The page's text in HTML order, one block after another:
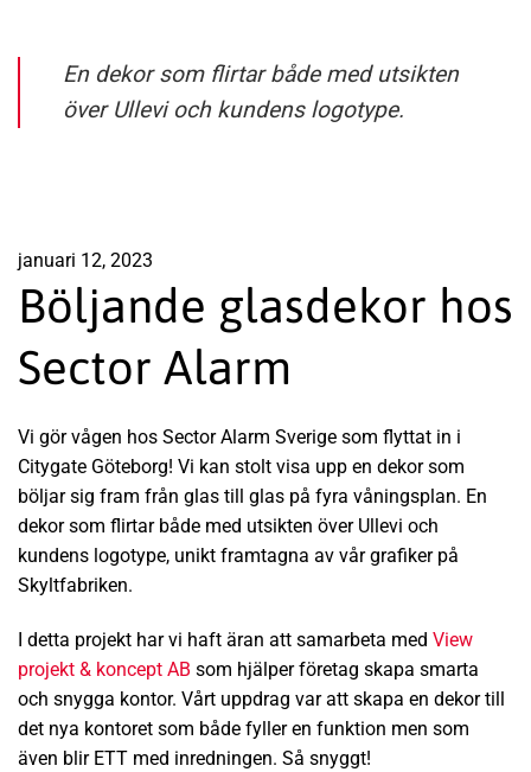
En dekor som flirtar både med utsikten
över Ullevi och kundens logotype.
januari 12, 2023
Böljande glasdekor hos
Sector Alarm
Vi gör vågen hos Sector Alarm Sverige som flyttat in i
Citygate Göteborg! Vi kan stolt visa upp en dekor som
böljar sig fram från glas till glas på fyra våningsplan. En
dekor som flirtar både med utsikten över Ullevi och
kundens logotype, unikt framtagna av vår grafiker på
Skyltfabriken.
I detta projekt har vi haft äran att samarbeta med View
projekt & koncept AB som hjälper företag skapa smarta
och snygga kontor. Vårt uppdrag var att skapa en dekor till
det nya kontoret som både fyller en funktion men som
även blir ETT med inredningen. Så snyggt!